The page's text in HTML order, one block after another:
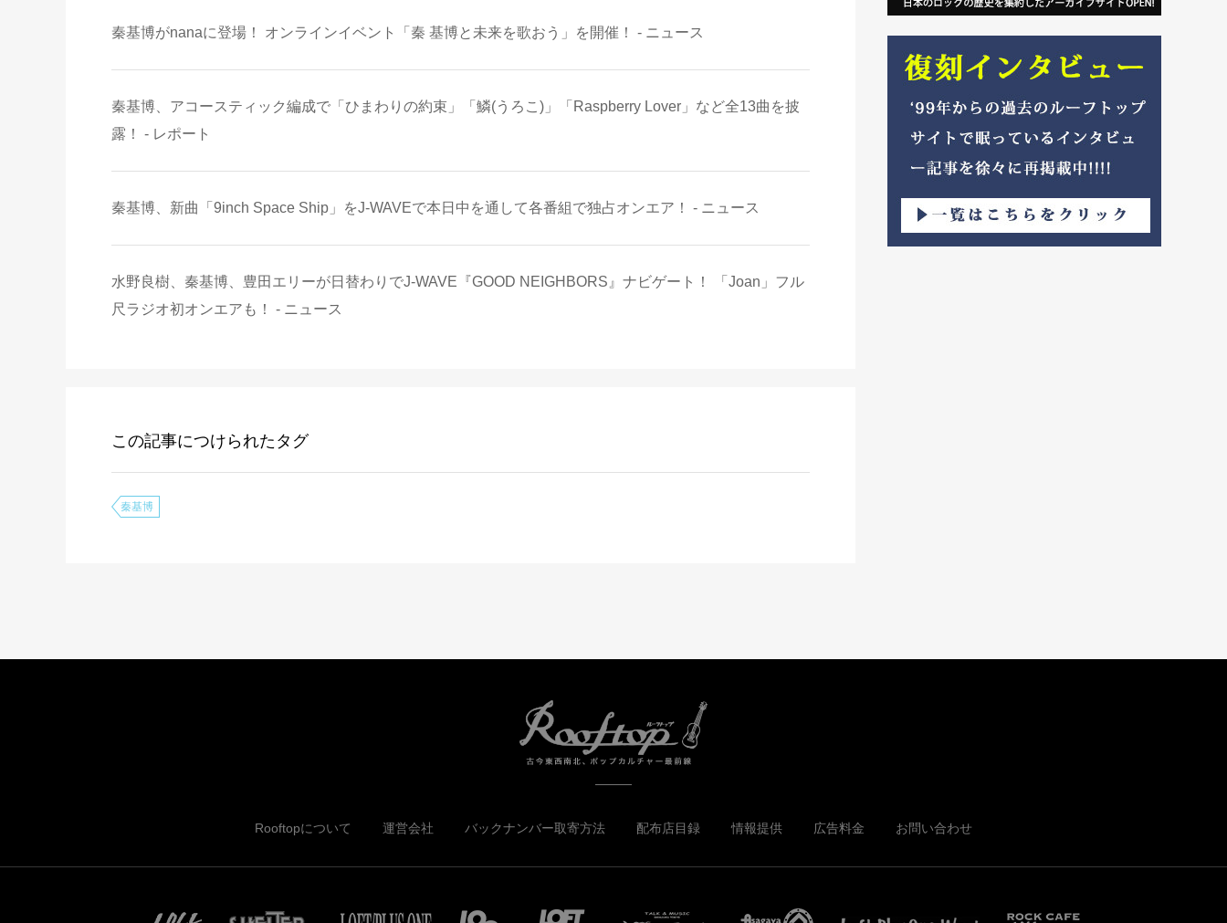
秦基博がnanaに登場！ オンラインイベント「秦 基博と未来を歌おう」を開催！ - ニュース
秦基博、アコースティック編成で「ひまわりの約束」「鱗(うろこ)」「Raspberry Lover」など全13曲を披
露！ - レポート
秦基博、新曲「9inch Space Ship」をJ-WAVEで本日中を通して各番組で独占オンエア！ - ニュース
水野良樹、秦基博、豊田エリーが日替わりでJ-WAVE『GOOD NEIGHBORS』ナビゲート！ 「Joan」フル
尺ラジオ初オンエアも！ - ニュース
この記事につけられたタグ
秦基博
Rooftopについて 運営会社 バックナンバー取寄方法 配布店目録 情報提供 広告料金 お問い合わせ